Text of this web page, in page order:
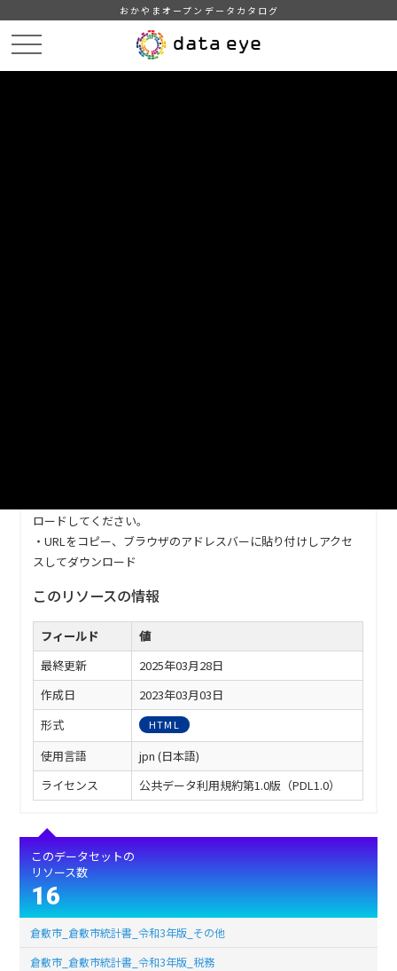
おかやまオープンデータカタログ
ロードしてください。
・URLをコピー、ブラウザのアドレスバーに貼り付けしアクセ
スしてダウンロード
このリソースの情報
フィールド
値
最終更新
2025年03月28日
作成日
2023年03月03日
形式
HTML
使用言語
jpn (日本語)
ライセンス
公共データ利用規約第1.0版（PDL1.0）
このデータセットの
リソース数
16
倉敷市_倉敷市統計書_令和3年版_その他
倉敷市_倉敷市統計書_令和3年版_税務